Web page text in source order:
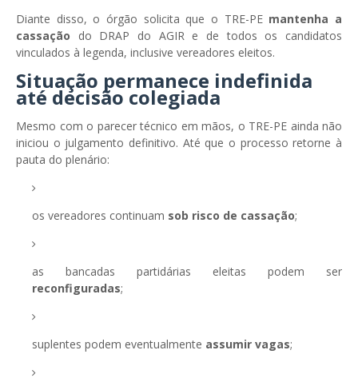
Diante disso, o órgão solicita que o TRE-PE mantenha a
cassação do DRAP do AGIR e de todos os candidatos
vinculados à legenda, inclusive vereadores eleitos.
Situação permanece indefinida
até decisão colegiada
Mesmo com o parecer técnico em mãos, o TRE-PE ainda não
iniciou o julgamento definitivo. Até que o processo retorne à
pauta do plenário:
os vereadores continuam sob risco de cassação;
as bancadas partidárias eleitas podem ser
reconfiguradas;
suplentes podem eventualmente assumir vagas;